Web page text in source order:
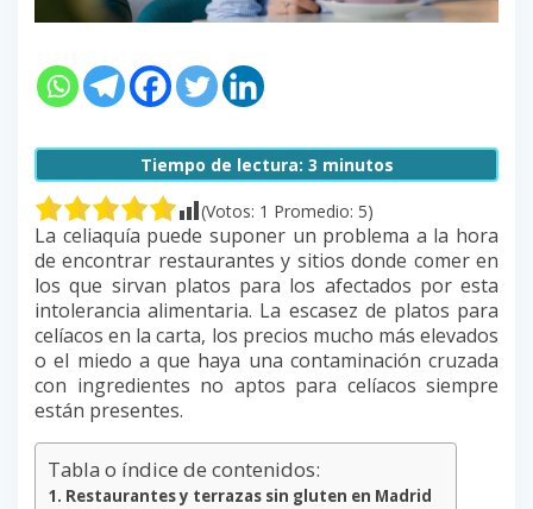
Tiempo de lectura: 3 minutos
(Votos: 1 Promedio: 5)
La celiaquía puede suponer un problema a la hora
de encontrar restaurantes y sitios donde comer en
los que sirvan platos para los afectados por esta
intolerancia alimentaria. La escasez de platos para
celíacos en la carta, los precios mucho más elevados
o el miedo a que haya una contaminación cruzada
con ingredientes no aptos para celíacos siempre
están presentes.
Tabla o índice de contenidos:
Restaurantes y terrazas sin gluten en Madrid